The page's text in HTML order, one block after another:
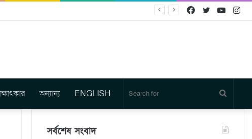
Twitter
Facebook
অন্যান্য ENGLISH
for
সর্বশেষ সংবাদ